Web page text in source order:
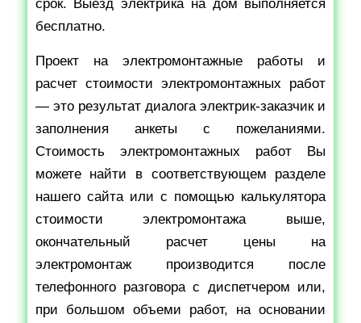
срок. Выезд электрика на дом выполняется
бесплатно.
Проект на электромонтажные работы и
расчет стоимости электромонтажных работ
— это результат диалога электрик-заказчик и
заполнения анкеты с пожеланиями.
Стоимость электромонтажных работ Вы
можете найти в соответствующем разделе
нашего сайта или с помощью калькулятора
стоимости электромонтажа выше,
окончательный расчет цены на
электромонтаж производится после
телефонного разговора с диспетчером или,
при большом объеми работ, на основании